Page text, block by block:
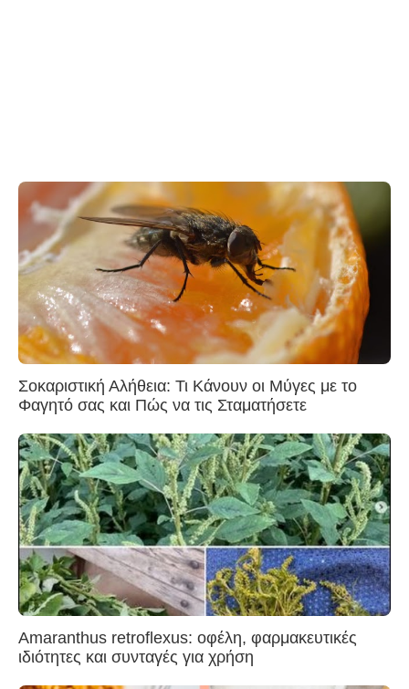
Σοκαριστική Αλήθεια: Τι Κάνουν οι Μύγες με το
Φαγητό σας και Πώς να τις Σταματήσετε
Amaranthus retroflexus: οφέλη, φαρμακευτικές
ιδιότητες και συνταγές για χρήση